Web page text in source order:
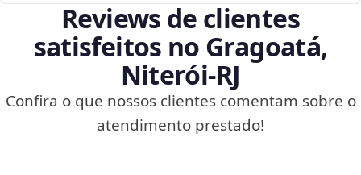
Reviews de clientes
satisfeitos no Gragoatá,
Niterói‑RJ
Confira o que nossos clientes comentam sobre o
atendimento prestado!